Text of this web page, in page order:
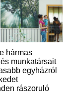
hármas
munkatársait
egyházról
rászoruló